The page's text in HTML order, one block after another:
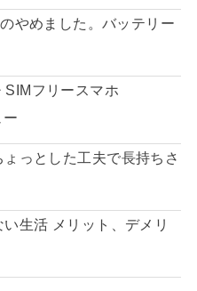
やめました。バッテリー
フリースマホ
ー
っとした工夫で長持ちさ
生活 メリット、デメリ